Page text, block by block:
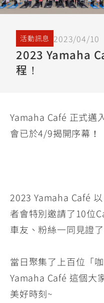
550+
YZF-R3
150
MT-
07
Y-
MT-
251~549
NMAX
150
CYGNUS
125
活動訊息 2023/04/10
2023 Yamaha
程！
Yamaha Café 正式邁
會已於4/9揭開序幕！
2023 Yamaha Café
者會特別邀請了10位
車友、粉絲一同見證
當日聚集了上百位「
Yamaha Café 這個大
美好時刻~